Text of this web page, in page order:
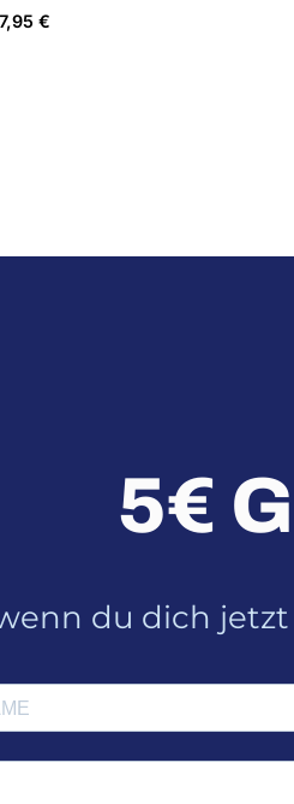
€
5€
du dich